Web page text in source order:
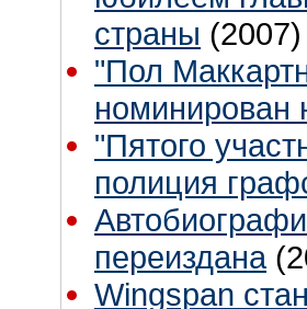
страны (2007)
"Пол
номинирован
"Пятого
полиция
переиздана
Wingspan